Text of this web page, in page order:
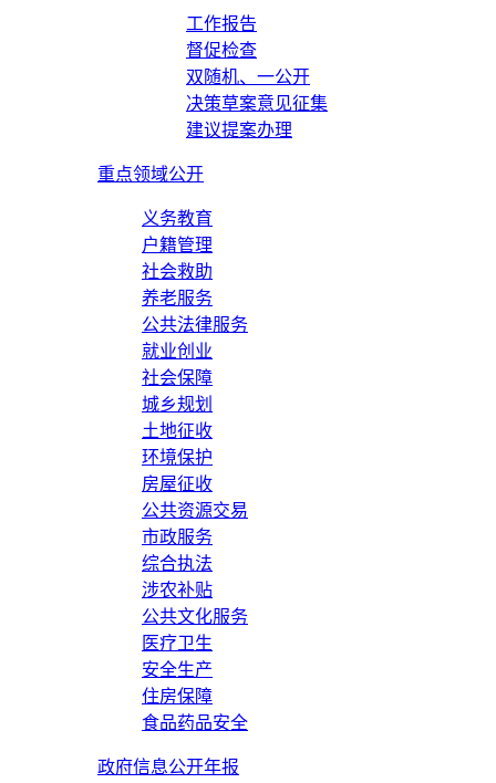
工作报告
督促检查
双随机、一公开
决策草案意见征集
建议提案办理
重点领域公开
义务教育
户籍管理
社会救助
养老服务
公共法律服务
就业创业
社会保障
城乡规划
土地征收
环境保护
房屋征收
公共资源交易
市政服务
综合执法
涉农补贴
公共文化服务
医疗卫生
安全生产
住房保障
食品药品安全
政府信息公开年报